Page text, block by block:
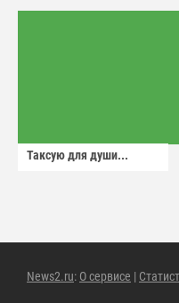
Таксую для души...
News2.ru: О сервисе |